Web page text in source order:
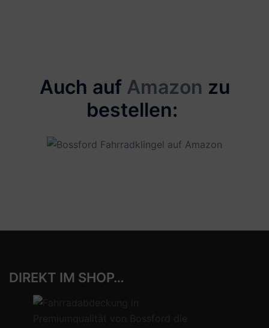
Auch auf Amazon zu
bestellen:
DIREKT IM SHOP…